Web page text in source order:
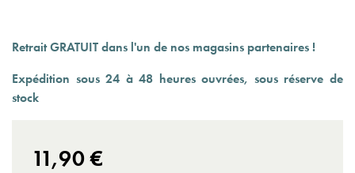
Retrait GRATUIT dans l'un de nos magasins partenaires !
Expédition sous 24 à 48 heures ouvrées, sous réserve de
stock
11,90 €